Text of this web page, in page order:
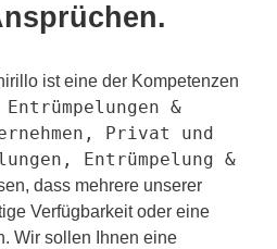
ist eine der Kompetenzen
&
Privat und
Entrümpelung &
dass mehrere unserer
Verfügbarkeit oder eine
Wir sollen Ihnen eine